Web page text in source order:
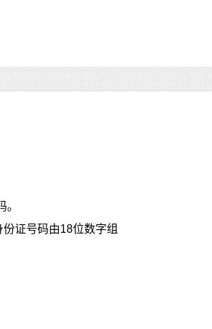
证号码由18位数字组